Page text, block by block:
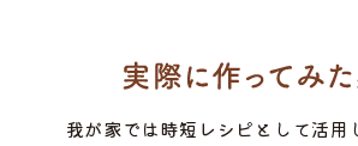
我が家では時短レシピとして活用